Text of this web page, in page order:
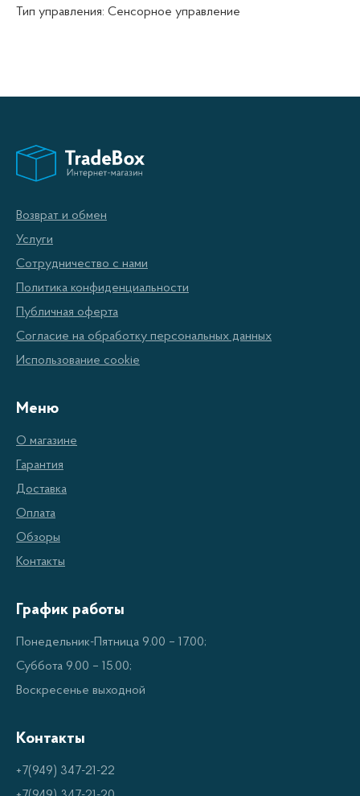
Тип управления: Сенсорное управление
Возврат и обмен
Услуги
Сотрудничество с нами
Политика конфиденциальности
Публичная оферта
Согласие на обработку персональных данных
Использование cookie
Меню
О магазине
Гарантия
Доставка
Оплата
Обзоры
Контакты
График работы
Понедельник-Пятница 9.00 – 17.00;
Суббота 9.00 – 15.00;
Воскресенье выходной
Контакты
+7(949) 347-21-22